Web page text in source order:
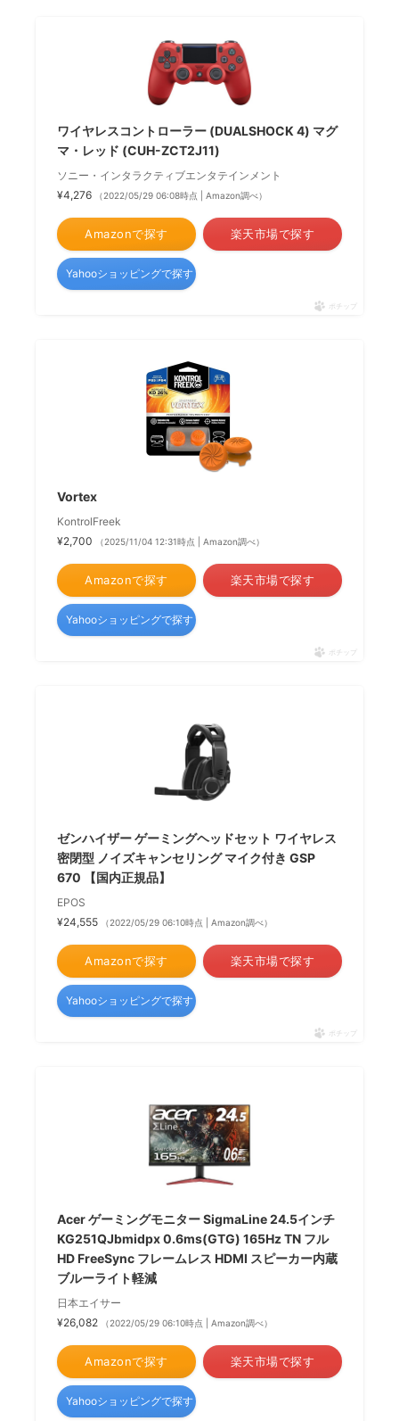
ワイヤレスコントローラー (DUALSHOCK 4) マグ
マ・レッド (CUH-ZCT2J11)
ソニー・インタラクティブエンタテインメント
¥4,276
（2022/05/29 06:08時点 | Amazon調べ）
Amazonで探す 楽天市場で探す
Yahooショッピングで探す
ポチップ
Vortex
KontrolFreek
¥2,700
（2025/11/04 12:31時点 | Amazon調べ）
Amazonで探す 楽天市場で探す
Yahooショッピングで探す
ポチップ
ゼンハイザー ゲーミングヘッドセット ワイヤレス
密閉型 ノイズキャンセリング マイク付き GSP
670 【国内正規品】
EPOS
¥24,555
（2022/05/29 06:10時点 | Amazon調べ）
Amazonで探す 楽天市場で探す
Yahooショッピングで探す
ポチップ
Acer ゲーミングモニター SigmaLine 24.5インチ
KG251QJbmidpx 0.6ms(GTG) 165Hz TN フル
HD FreeSync フレームレス HDMI スピーカー内蔵
ブルーライト軽減
日本エイサー
¥26,082
（2022/05/29 06:10時点 | Amazon調べ）
Amazonで探す 楽天市場で探す
Yahooショッピングで探す